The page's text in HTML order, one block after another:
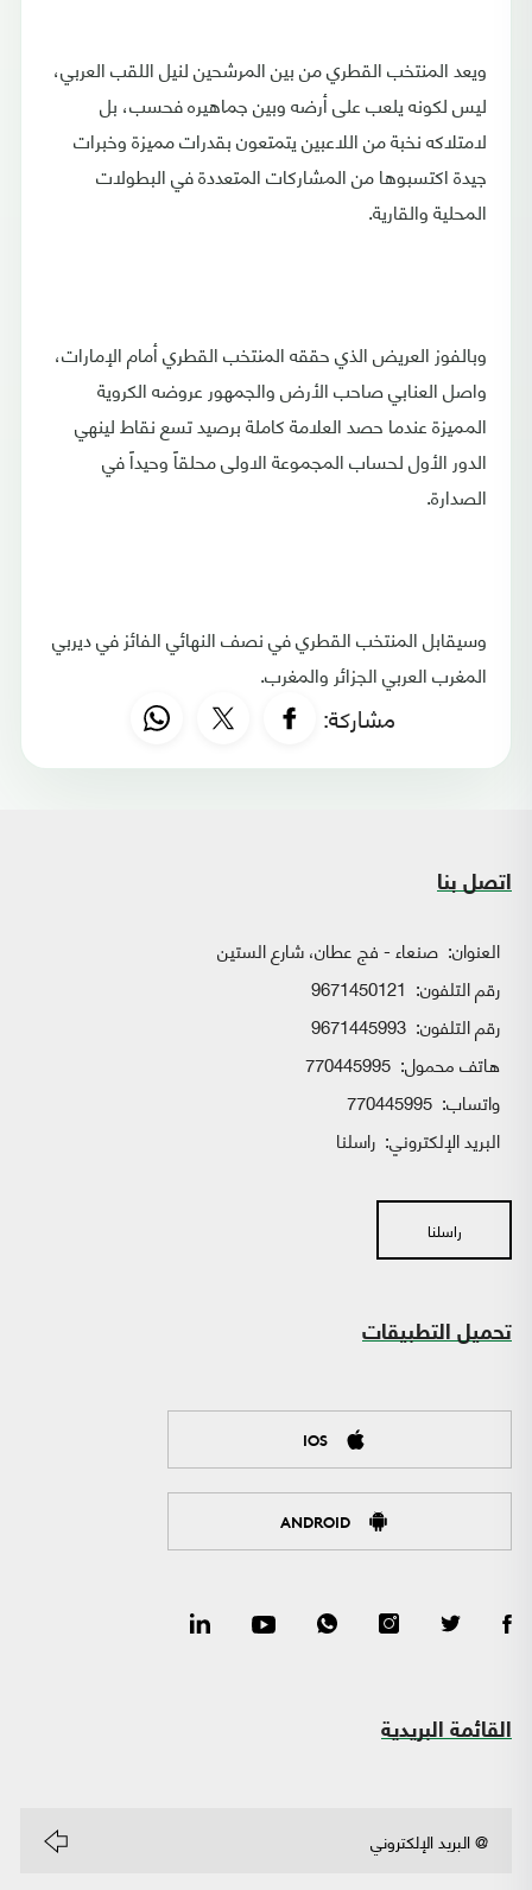
ويعد المنتخب القطري من بين المرشحين لنيل اللقب العربي،
ليس لكونه يلعب على أرضه وبين جماهيره فحسب، بل
لامتلاكه نخبة من اللاعبين يتمتعون بقدرات مميزة وخبرات
جيدة اكتسبوها من المشاركات المتعددة في البطولات
المحلية والقارية.
وبالفوز العريض الذي حققه المنتخب القطري أمام الإمارات،
واصل العنابي صاحب الأرض والجمهور عروضه الكروية
المميزة عندما حصد العلامة كاملة برصيد تسع نقاط لينهي
الدور الأول لحساب المجموعة الاولى محلقاً وحيداً في
الصدارة.
وسيقابل المنتخب القطري في نصف النهائي الفائز في ديربي
المغرب العربي الجزائر والمغرب.
مشاركة:
اتصل بنا
العنوان: صنعاء - فج عطان، شارع الستين
رقم التلفون: 9671450121
رقم التلفون: 9671445993
هاتف محمول: 770445995
واتساب:
البريد الإلكتروني: راسلنا
راسلنا
تحميل التطبيقات
IOS
ANDROID
القائمة البريدية